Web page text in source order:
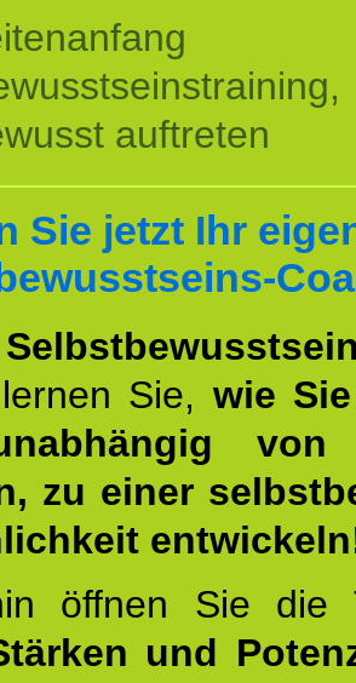
auftreten
Sie jetzt Ihr
lernen Sie, wie
von
zu einer
öffnen Sie
und